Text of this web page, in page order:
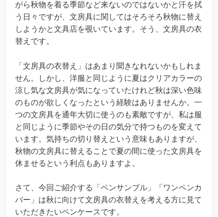
がら秋物を着る季節など来ないのではないかと汗を拭
う日々ですが、文房具に関してはそろそろ秋物に替え
しようかと文具店を覗いています。そう、文房具の衣
替えです。
「文房具の衣替え」はあまり聞きなれないかもしれま
せん。しかし、洋服と同じように夏はクリアカラーの
涼し気な文房具が気になっていたけれど秋は深い色味
のものが欲しくなったという経験はありませんか。一
つの文房具を通年大切に使うのも素敵ですが、私は服
と同じように季節やその日の気分で持つものを変えて
います。気持ちの切り替えという意味もありますが、
秋物の文房具に替えることで夏の間に使った文房具を
休ませるという利点もありますよ。
さて、今回ご紹介する「ペンサンブル」「ワンペンカ
バー」は秋に向けて文房具の衣替えを考える方に見て
いただきたいペンケースです。